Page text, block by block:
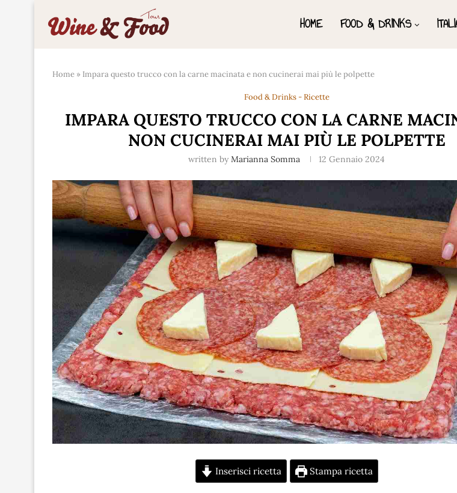
HOME FOOD & DRINKS
Home » Impara questo trucco con la carne macinata e non cucinerai mai più le polpette
Food & Drinks - Ricette
IMPARA QUESTO TRUCCO CON LA CARNE
NON CUCINERAI MAI PIÙ LE POLPETTE
written byMarianna Somma 12 Gennaio 2024
Inserisci ricetta Stampa ricetta